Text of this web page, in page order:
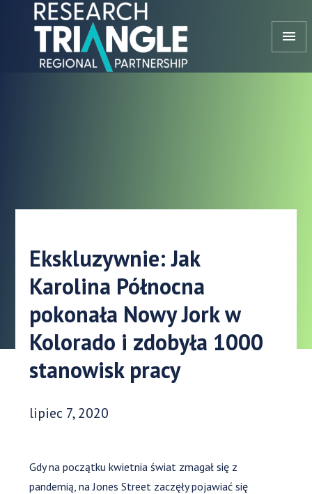
Przejdź do treści
menu
Ekskluzywnie: Jak
Karolina Północna
pokonała Nowy Jork w
Kolorado i zdobyła 1000
stanowisk pracy
Data opublikowania:
lipiec 7, 2020
Gdy na początku kwietnia świat zmagał się z
pandemią, na Jones Street zaczęły pojawiać się